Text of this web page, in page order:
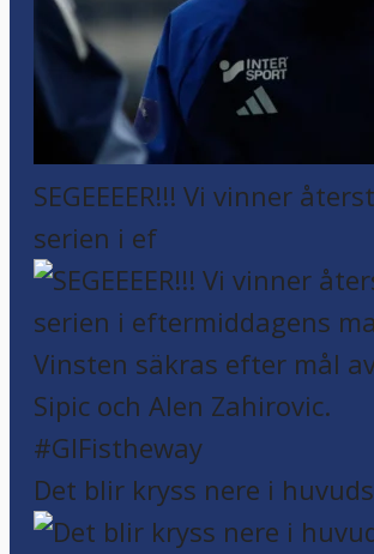
SEGEEEER!!! Vi vinner
serien i ef
Det blir kryss nere i